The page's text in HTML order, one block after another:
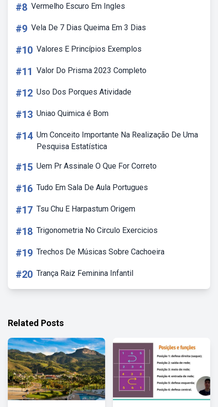
#8 Vermelho Escuro Em Ingles
#9 Vela De 7 Dias Queima Em 3 Dias
#10 Valores E Princípios Exemplos
#11 Valor Do Prisma 2023 Completo
#12 Uso Dos Porques Atividade
#13 Uniao Quimica é Bom
#14 Um Conceito Importante Na Realização De Uma
Pesquisa Estatística
#15 Uem Pr Assinale O Que For Correto
#16 Tudo Em Sala De Aula Portugues
#17 Tsu Chu E Harpastum Origem
#18 Trigonometria No Circulo Exercicios
#19 Trechos De Músicas Sobre Cachoeira
#20 Trança Raiz Feminina Infantil
Related Posts